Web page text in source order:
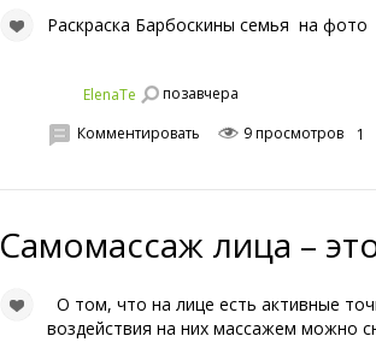
Раскраска Барбоскины семья на фото
ElenaTe позавчера
Комментировать 9 просмотров 1
Самомассаж лица –
О том, что на лице есть активные
воздействия на них массажем можно